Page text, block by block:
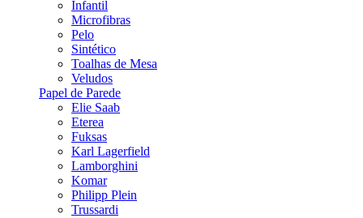
Infantil
Microfibras
Pelo
Sintético
Toalhas de Mesa
Veludos
Papel de Parede
Elie Saab
Eterea
Fuksas
Karl Lagerfield
Lamborghini
Komar
Philipp Plein
Trussardi